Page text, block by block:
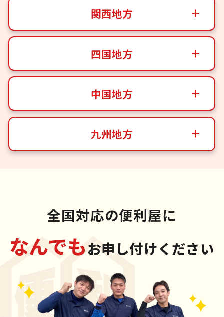
関西地方
四国地方
中国地方
九州地方
全国対応の便利屋に
なんでもお申し付けください